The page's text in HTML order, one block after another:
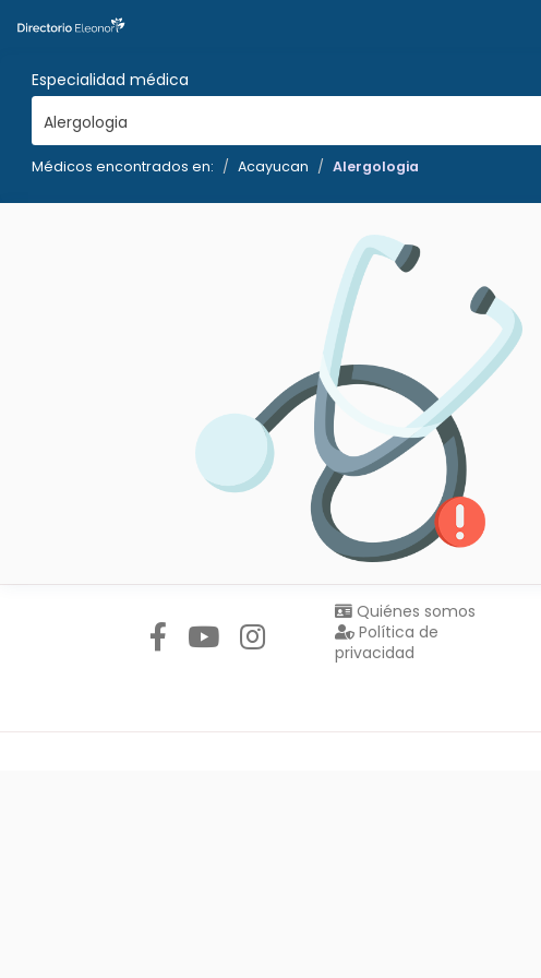
Especialidad médica
Alergologia
Médicos encontrados en: Acayucan Alergologia
Quiénes somos
Política de
privacidad